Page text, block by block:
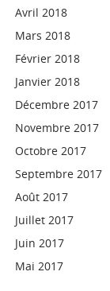
Avril 2018
Mars 2018
Février 2018
Janvier 2018
Décembre 2017
Novembre 2017
Octobre 2017
Septembre 2017
Août 2017
Juillet 2017
Juin 2017
Mai 2017